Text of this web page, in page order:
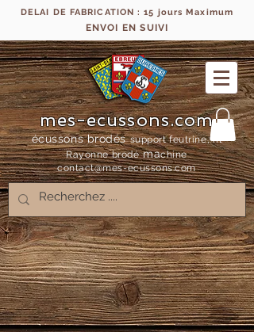
DELAI DE FABRICATION : 15 jours Maximum
ENVOI EN SUIVI
mes-ecussons.com
écussons brodés support feutrine, fil
Rayonne brodémachine
contact@mes-ecussons.com